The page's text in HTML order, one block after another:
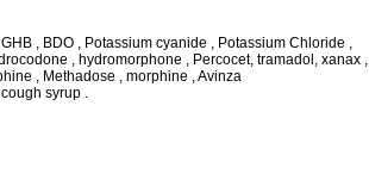
, BDO , Potassium cyanide , Potassium Chloride ,
, hydromorphone , Percocet, tramadol, xanax ,
, Methadose , morphine , Avinza
syrup .